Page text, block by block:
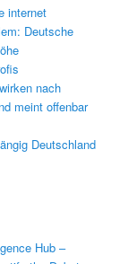
internet
Deutsche
nach
meint offenbar
Deutschland
Hub –